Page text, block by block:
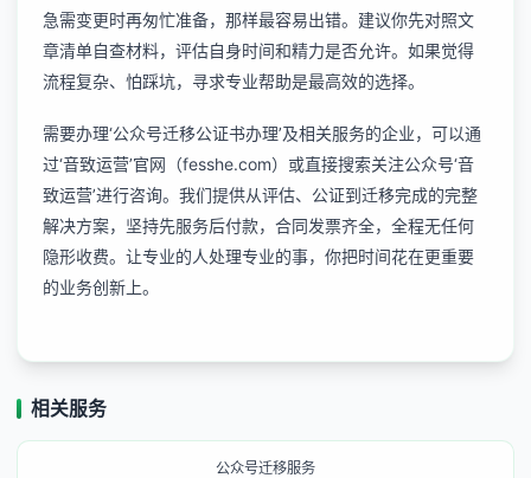
急需变更时再匆忙准备，那样最容易出错。建议你先对照文
章清单自查材料，评估自身时间和精力是否允许。如果觉得
流程复杂、怕踩坑，寻求专业帮助是最高效的选择。
需要办理‘公众号迁移公证书办理’及相关服务的企业，可以通
过‘音致运营’官网（fesshe.com）或直接搜索关注公众号‘音
致运营’进行咨询。我们提供从评估、公证到迁移完成的完整
解决方案，坚持先服务后付款，合同发票齐全，全程无任何
隐形收费。让专业的人处理专业的事，你把时间花在更重要
的业务创新上。
相关服务
公众号迁移服务